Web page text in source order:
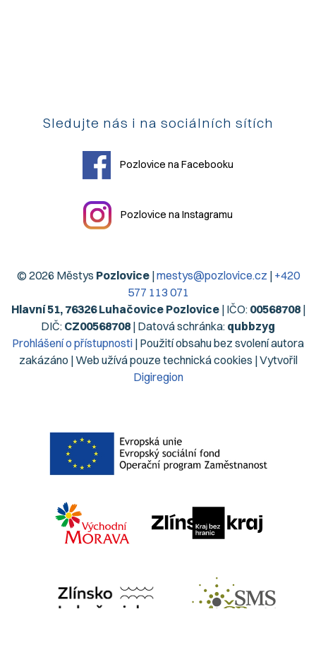
Sledujte nás i na sociálních sítích
Pozlovice na Facebooku
Pozlovice na Instagramu
© 2026 Městys Pozlovice|mestys@pozlovice.cz | +420
577 113 071
Hlavní 51, 76326 Luhačovice Pozlovice| IČO: 00568708|
DIČ: CZ00568708 | Datová schránka: qubbzyg
Prohlášení o přístupnosti | Použití obsahu bez svolení autora
zakázáno | Web užívá pouze technická cookies | Vytvořil
Digiregion